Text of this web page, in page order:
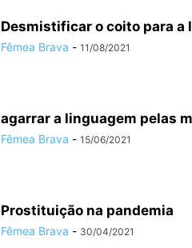
Desmistificar o coito para a
Fêmea Brava - 11/08/2021
agarrar a linguagem pelas
Fêmea Brava - 15/06/2021
Prostituição na pandemia
Fêmea Brava - 30/04/2021